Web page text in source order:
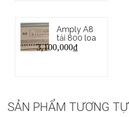
3,100,000₫
Amply A8
tải 800 loa
SẢN PHẨM TƯƠNG TỰ